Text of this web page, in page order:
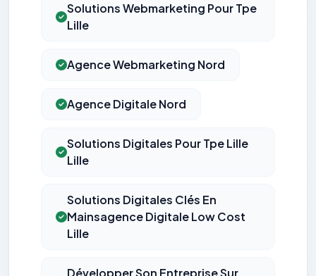
Solutions Webmarketing Pour Tpe
Lille
Agence Webmarketing Nord
Agence Digitale Nord
Solutions Digitales Pour Tpe Lille
Lille
Solutions Digitales Clés En
Mainsagence Digitale Low Cost
Lille